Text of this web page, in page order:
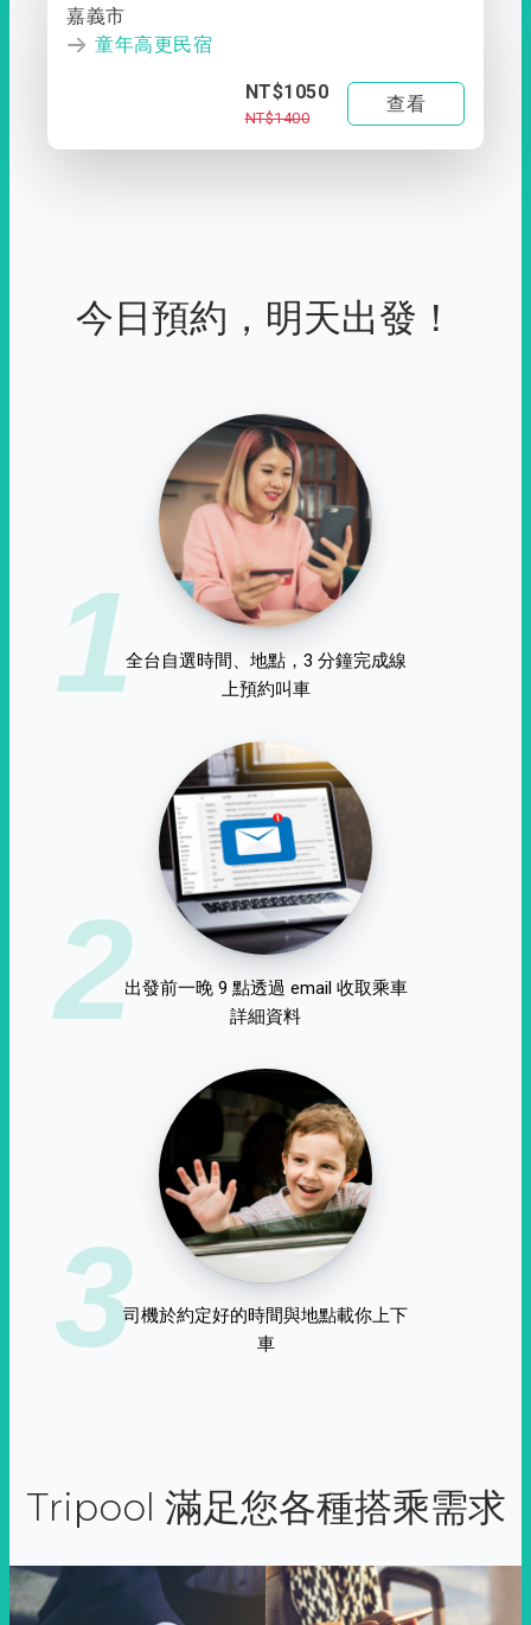
嘉義市
童年高更民宿
NT$1050
NT$1400
查看
今日預約，明天出發！
1全台自選時間、地點，3 分鐘完成線
上預約叫車
2出發前一晚 9 點透過 email 收取乘車
詳細資料
3司機於約定好的時間與地點載你上下
車
Tripool 滿足您各種搭乘需求